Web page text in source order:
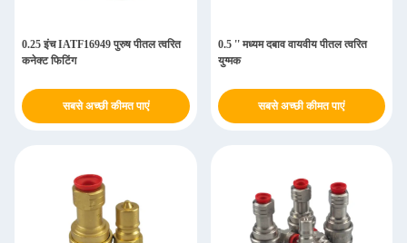
0.25 इंच IATF16949 पुरुष पीतल त्वरित
कनेक्ट फिटिंग
सबसे अच्छी कीमत पाएं
0.5 '' मध्यम दबाव वायवीय पीतल त्वरित
युग्मक
सबसे अच्छी कीमत पाएं